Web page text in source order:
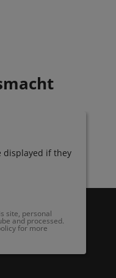
displayed if they
site, personal
and processed.
for more